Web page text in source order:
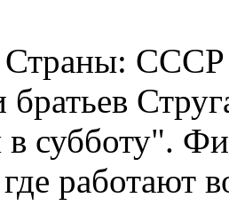
Страны: СССР
братьев
в субботу".
работают